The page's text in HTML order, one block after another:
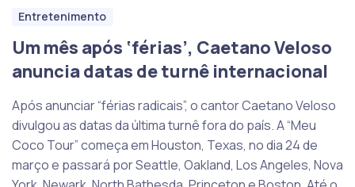
Entretenimento
Um mês após ‘férias’, Caetano Veloso
anuncia datas de turnê internacional
Após anunciar “férias radicais”, o cantor Caetano Veloso
divulgou as datas da última turnê fora do país. A “Meu
Coco Tour” começa em Houston, Texas, no dia 24 de
março e passará por Seattle, Oakland, Los Angeles, Nova